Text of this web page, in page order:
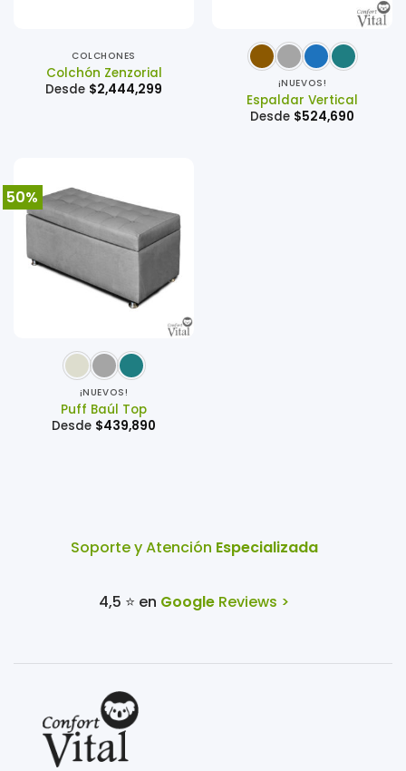
COLCHONES
Colchón Zenzorial
Desde $2,444,299 ¡NUEVOS!
Espaldar Vertical
Desde $524,690
50%
¡NUEVOS!
Puff Baúl Top
Desde $439,890
Soporte y Atención Especializada
4,5 ⭐ en Google Reviews >